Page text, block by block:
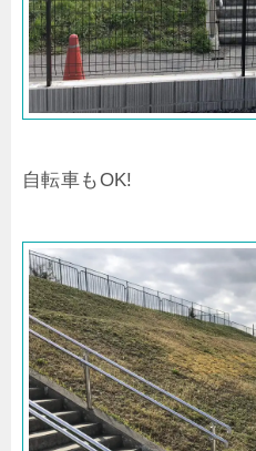
自転車もOK!